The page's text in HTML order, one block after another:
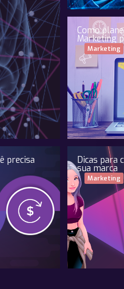
Como
Marketing
Marketing
precisa Dicas para
sua marca
Marketing